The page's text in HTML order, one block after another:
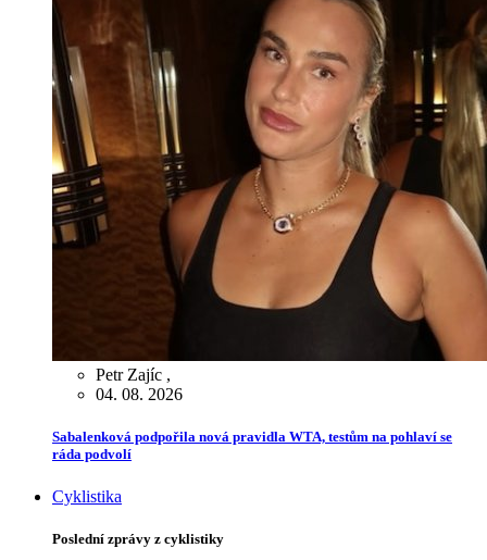
Petr Zajíc ,
04. 08. 2026
Sabalenková podpořila nová pravidla WTA, testům na pohlaví se
ráda podvolí
Cyklistika
Poslední zprávy z cyklistiky